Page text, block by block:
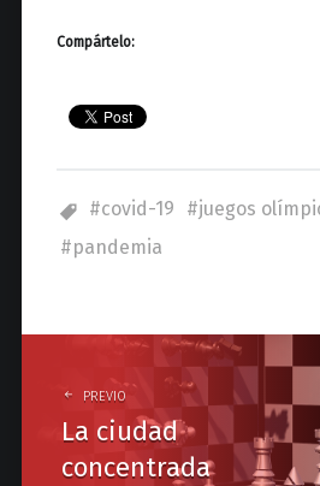
Compártelo:
covid-19
juegos
pandemia
PREVIO
La ciudad
concentrada